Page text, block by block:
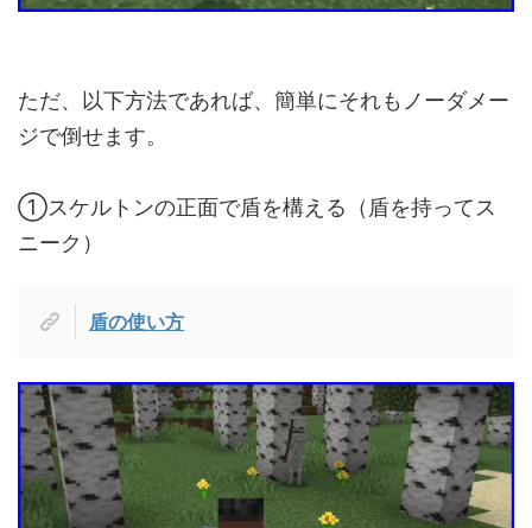
ただ、以下方法であれば、簡単にそれもノーダメー
ジで倒せます。
①スケルトンの正面で盾を構える（盾を持ってス
ニーク）
盾の使い方